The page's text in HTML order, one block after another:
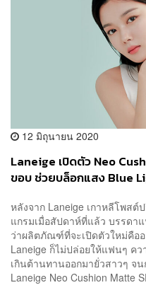
12 มิถุนายน 2020
Laneige เปิดตัว Neo
ขอบ ช่วยบล็อกแสง Blue
หลังจาก Laneige เกาหลีโพส
แกรมเมื่อสัปดาห์ที่แล้ว บรรด
ว่าผลิตภัณฑ์ที่จะเปิดตัวใหม่คือ
Laneige ก็ไม่ปล่อยให้แฟนๆ ค
เกินต้านทานออกมายั่วสาวๆ จ
Laneige Neo Cushion Matte